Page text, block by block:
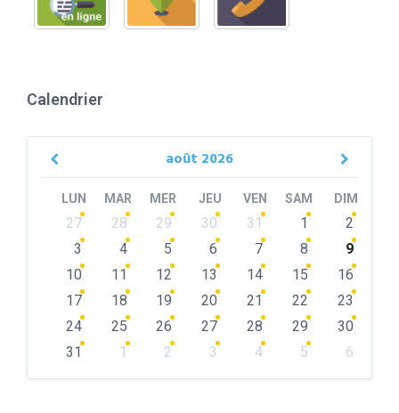
Calendrier
août 2026
Previous
LUN MAR MER JEU VEN SAM DIM
Skip
calendar
27 28 29 30 31 1
2
3
4 5 6 7 8
9
10
11 12 13 14 15
16
17
18 19 20 21 22
23
24
25 26 27 28 29
30
31
1 2 3 4 5
6